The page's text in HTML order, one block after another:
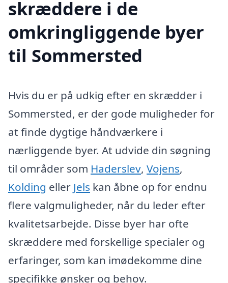
skræddere i de
omkringliggende byer
til Sommersted
Hvis du er på udkig efter en skrædder i
Sommersted, er der gode muligheder for
at finde dygtige håndværkere i
nærliggende byer. At udvide din søgning
til områder som Haderslev, Vojens,
Kolding eller Jels kan åbne op for endnu
flere valgmuligheder, når du leder efter
kvalitetsarbejde. Disse byer har ofte
skræddere med forskellige specialer og
erfaringer, som kan imødekomme dine
specifikke ønsker og behov.